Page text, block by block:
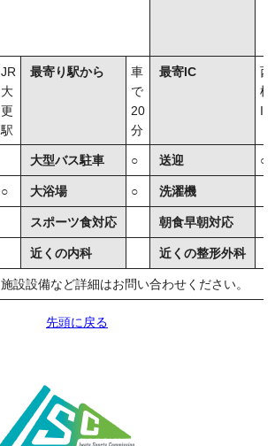
JR
大
更
駅
最寄り駅から
車
で
20
分
最寄IC
西
根
IC
大型バス駐車 ○ 送迎 ○
○ 大浴場 ○ 洗濯機
スポーツ食対応 朝食早朝対応
近くの内科 近くの整形外科
施設設備など詳細はお問い合わせください。
先頭に戻る